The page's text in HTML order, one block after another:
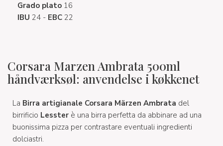
Grado plato 16
IBU 24 - EBC 22
Corsara Marzen Ambrata 500ml
håndværksøl: anvendelse i køkkenet
La Birra artigianale Corsara Märzen Ambrata del
birrificio Lesster è una birra perfetta da abbinare ad una
buonissima pizza per contrastare eventuali ingredienti
dolciastri.